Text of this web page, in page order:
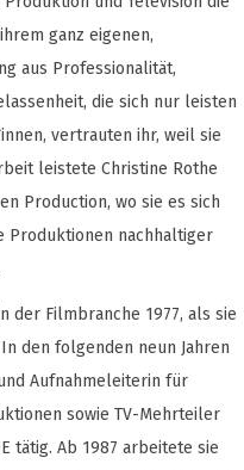
ganz eigenen,
aus Professionalität,
die sich nur leisten
vertrauten ihr, weil sie
leistete Christine Rothe
Production, wo sie es sich
Produktionen nachhaltiger
der Filmbranche 1977, als sie
den folgenden neun Jahren
Aufnahmeleiterin für
sowie TV-Mehrteiler
tätig. Ab 1987 arbeitete sie